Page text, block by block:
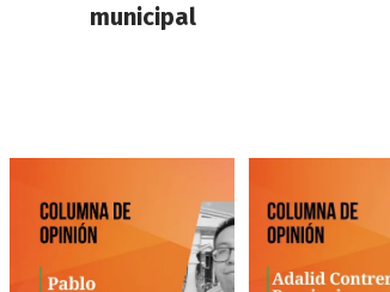
municipal